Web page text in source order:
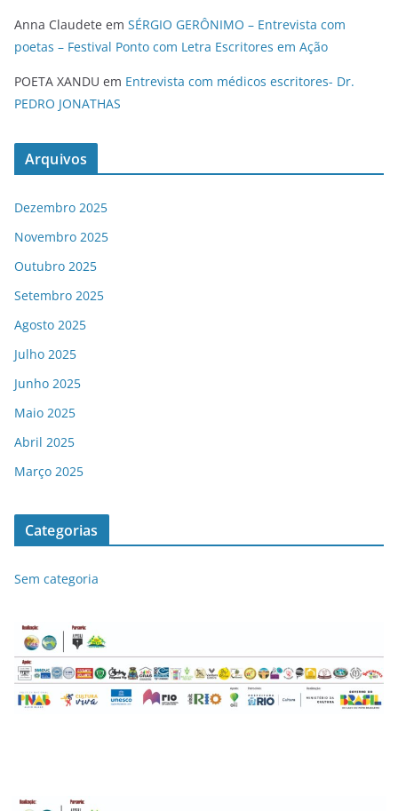
Anna Claudete em SÉRGIO GERÔNIMO – Entrevista com
poetas – Festival Ponto com Letra Escritores em Ação
POETA XANDU em Entrevista com médicos escritores- Dr.
PEDRO JONATHAS
Arquivos
Dezembro 2025
Novembro 2025
Outubro 2025
Setembro 2025
Agosto 2025
Julho 2025
Junho 2025
Maio 2025
Abril 2025
Março 2025
Categorias
Sem categoria